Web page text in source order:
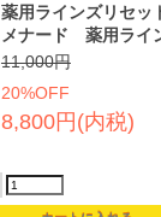
薬用ラインズリセッ
メナード 薬用ライ
11,000円
20%OFF
8,800円(内税)